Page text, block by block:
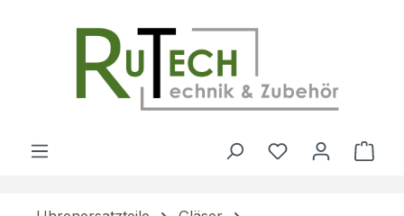
Du hast 0